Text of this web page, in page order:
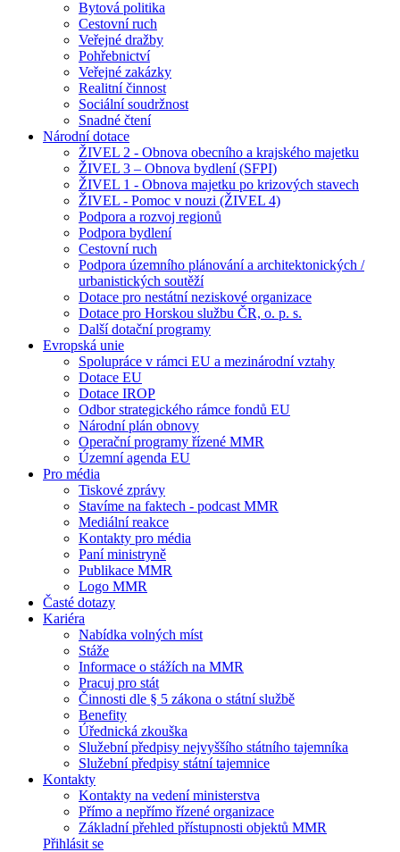
Bytová politika
Cestovní ruch
Veřejné dražby
Pohřebnictví
Veřejné zakázky
Realitní činnost
Sociální soudržnost
Snadné čtení
Národní dotace
ŽIVEL 2 - Obnova obecního a krajského majetku
ŽIVEL 3 – Obnova bydlení (SFPI)
ŽIVEL 1 - Obnova majetku po krizových stavech
ŽIVEL - Pomoc v nouzi (ŽIVEL 4)
Podpora a rozvoj regionů
Podpora bydlení
Cestovní ruch
Podpora územního plánování a architektonických /
urbanistických soutěží
Dotace pro nestátní neziskové organizace
Dotace pro Horskou službu ČR, o. p. s.
Další dotační programy
Evropská unie
Spolupráce v rámci EU a mezinárodní vztahy
Dotace EU
Dotace IROP
Odbor strategického rámce fondů EU
Národní plán obnovy
Operační programy řízené MMR
Územní agenda EU
Pro média
Tiskové zprávy
Stavíme na faktech - podcast MMR
Mediální reakce
Kontakty pro média
Paní ministryně
Publikace MMR
Logo MMR
Časté dotazy
Kariéra
Nabídka volných míst
Stáže
Informace o stážích na MMR
Pracuj pro stát
Činnosti dle § 5 zákona o státní službě
Benefity
Úřednická zkouška
Služební předpisy nejvyššího státního tajemníka
Služební předpisy státní tajemnice
Kontakty
Kontakty na vedení ministerstva
Přímo a nepřímo řízené organizace
Základní přehled přístupnosti objektů MMR
Přihlásit se